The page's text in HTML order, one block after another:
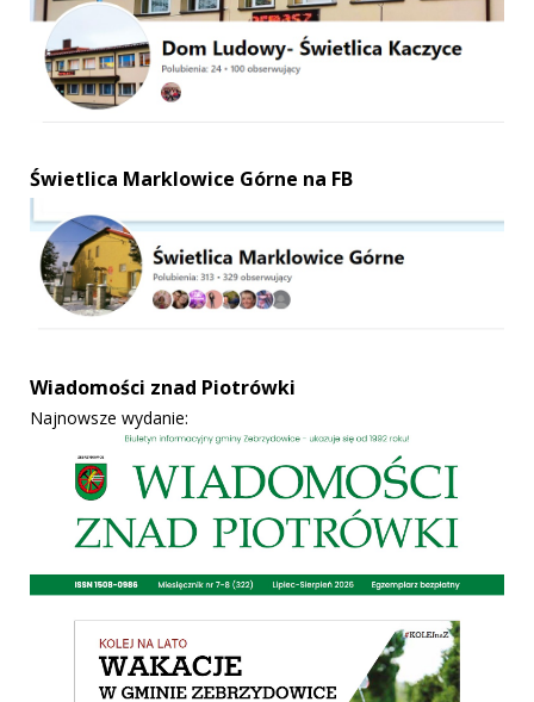
Świetlica Marklowice Górne na FB
Wiadomości znad Piotrówki
Najnowsze wydanie: